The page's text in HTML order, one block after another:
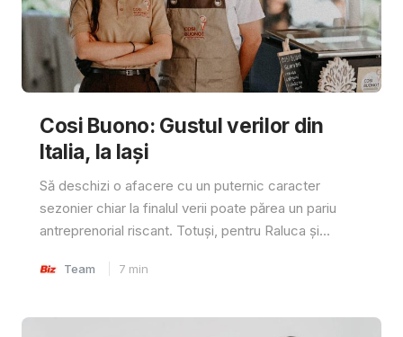
Cosi Buono: Gustul verilor din
Italia, la Iași
Să deschizi o afacere cu un puternic caracter
sezonier chiar la finalul verii poate părea un pariu
antreprenorial riscant. Totuși, pentru Raluca și...
Team 7 min